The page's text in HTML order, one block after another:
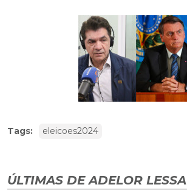
Tags: eleicoes2024
ÚLTIMAS DE ADELOR LESSA